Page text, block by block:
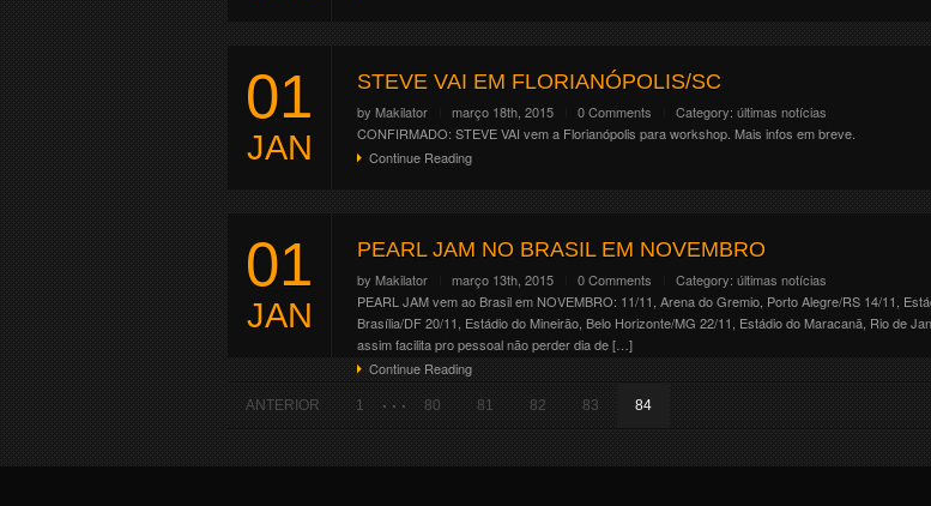
01
JAN
STEVE VAI EM FLORIANÓPOLIS/SC
by Makilator março 18th, 2015 0 Comments Category: últimas notícias
CONFIRMADO: STEVE VAI vem a Florianópolis para workshop. Mais infos em breve.
Continue Reading
01
JAN
PEARL JAM NO BRASIL EM NOVEMBRO
by Makilator março 13th, 2015 0 Comments Category: últimas notícias
PEARL JAM vem ao Brasil em NOVEMBRO: 11/11, Arena do Gremio, Porto Alegre/RS 14/11,
Brasília/DF 20/11, Estádio do Mineirão, Belo Horizonte/MG 22/11, Estádio do Maracanã, Rio de
assim facilita pro pessoal não perder dia de […]
Continue Reading
ANTERIOR 1 . . . 80 81 82 83 84